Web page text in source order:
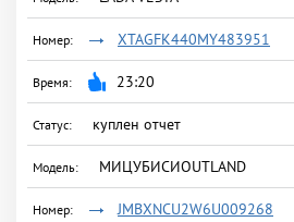
XTAGFK440MY483951
23:20
куплен отчет
МИЦУБИСИОUТLАND
JMBXNCU2W6U009268